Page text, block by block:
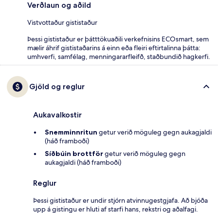
Verðlaun og aðild
Vistvottaður gististaður
Þessi gististaður er þátttökuaðili verkefnisins ECOsmart, sem
mælir áhrif gististaðarins á einn eða fleiri eftirtalinna þátta:
umhverfi, samfélag, menningararfleifð, staðbundið hagkerfi.
Gjöld og reglur
Aukavalkostir
Snemminnritun getur verið möguleg gegn aukagjaldi
(háð framboði)
Síðbúin brottförgetur verið möguleg gegn
aukagjaldi (háð framboði)
Reglur
Þessi gististaður er undir stjórn atvinnugestgjafa. Að bjóða
upp á gistingu er hluti af starfi hans, rekstri og aðalfagi.